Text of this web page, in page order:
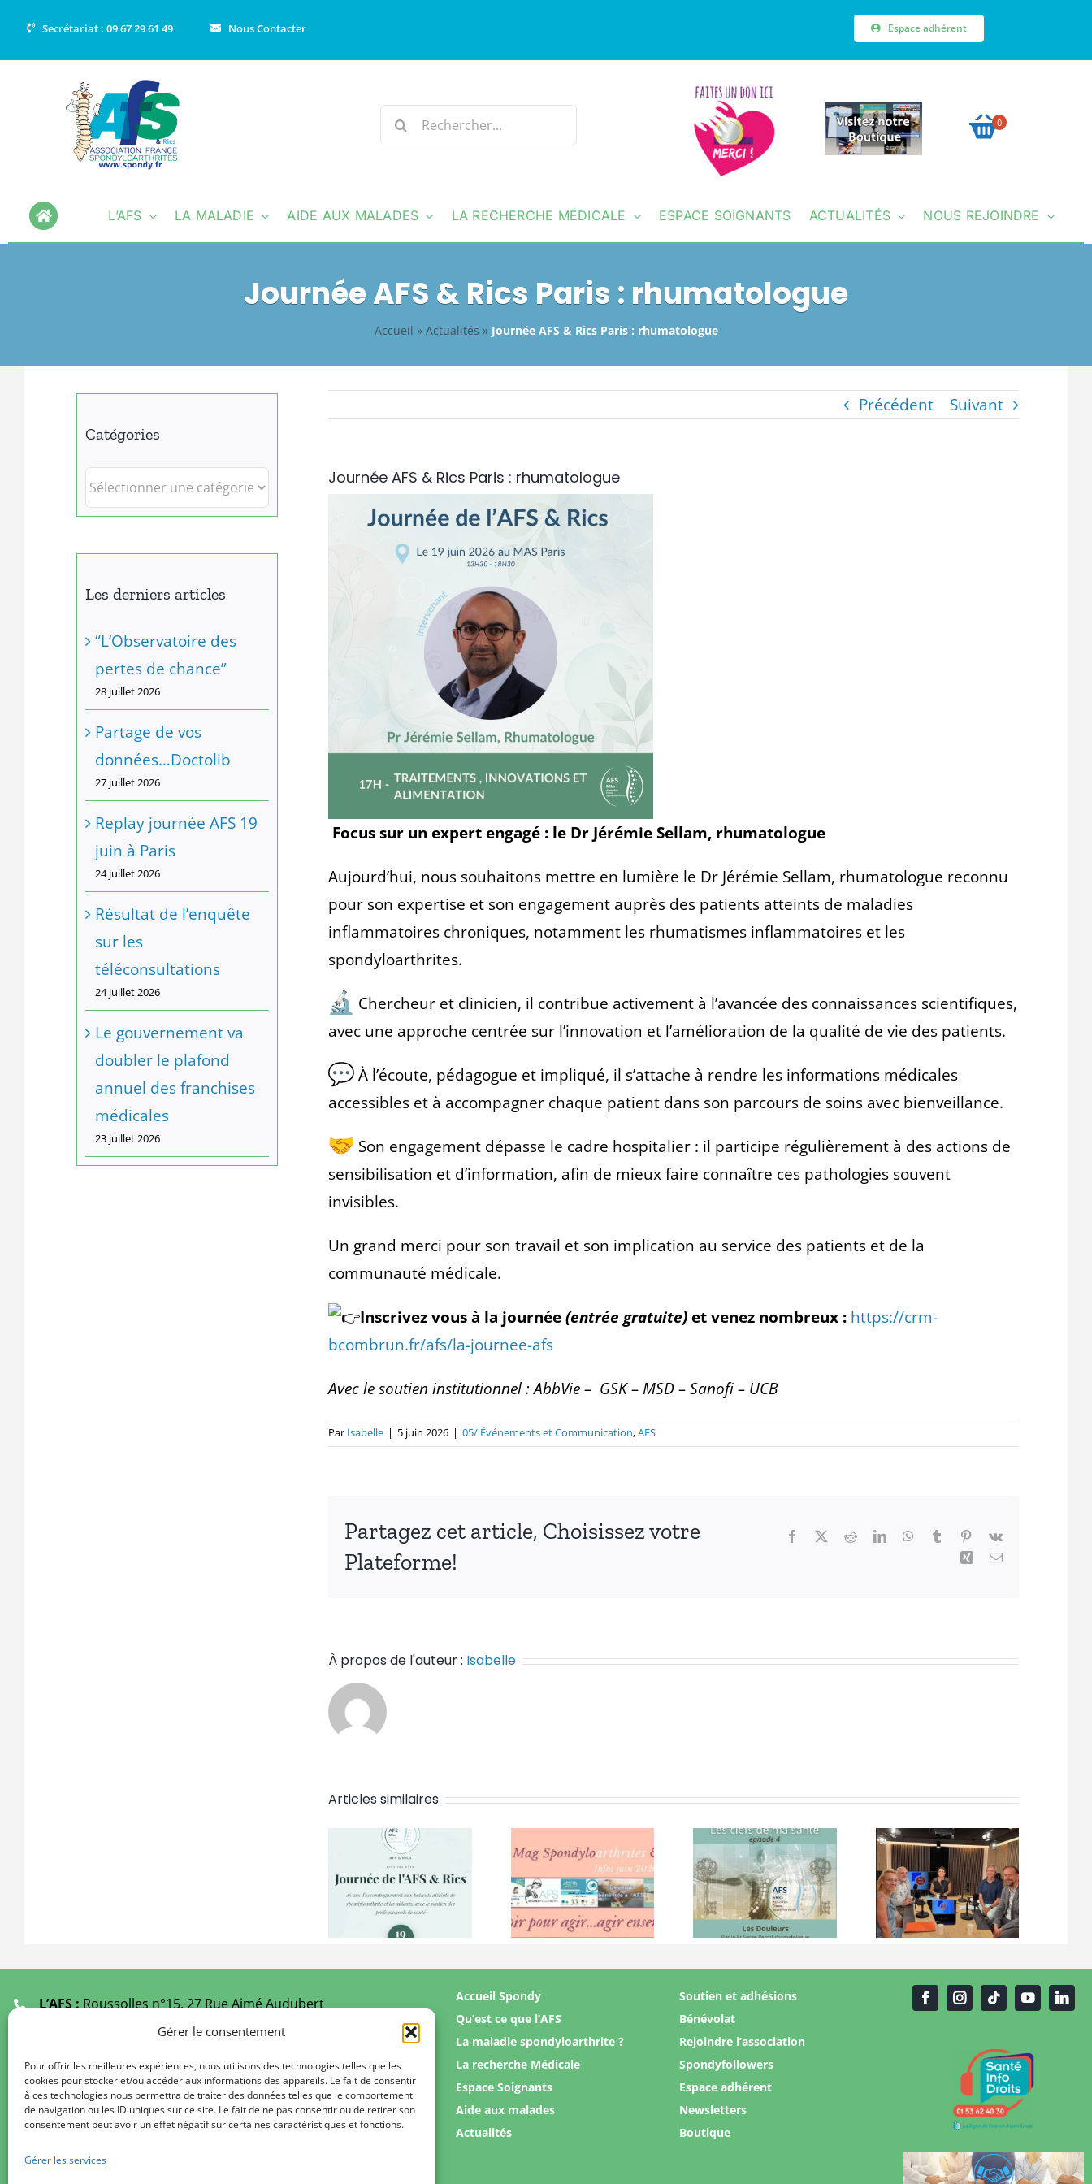
Gérer le consentement
Pour offrir les meilleures expériences, nous utilisons des technologies telles que les
cookies pour stocker et/ou accéder aux informations des appareils. Le fait de consentir
à ces technologies nous permettra de traiter des données telles que le comportement
de navigation ou les ID uniques sur ce site. Le fait de ne pas consentir ou de retirer son
consentement peut avoir un effet négatif sur certaines caractéristiques et fonctions.
Gérer les services
Secrétariat : 09 67 29 61 49 Nous Contacter Espace adhérent
Rechercher: 0
L’AFS LA MALADIE AIDE AUX MALADES LA RECHERCHE MÉDICALE ESPACE SOIGNANTS ACTUALITÉS NOUS REJOINDRE
Journée AFS & Rics Paris : rhumatologue
Accueil » Actualités » Journée AFS & Rics Paris : rhumatologue
Précédent Suivant
Journée AFS & Rics Paris : rhumatologue
Focus sur un expert engagé : le Dr Jérémie Sellam, rhumatologue
Aujourd’hui, nous souhaitons mettre en lumière le Dr Jérémie Sellam, rhumatologue reconnu
pour son expertise et son engagement auprès des patients atteints de maladies
inflammatoires chroniques, notamment les rhumatismes inflammatoires et les
spondyloarthrites.
Chercheur et clinicien, il contribue activement à l’avancée des connaissances scientifiques,
avec une approche centrée sur l’innovation et l’amélioration de la qualité de vie des patients.
À l’écoute, pédagogue et impliqué, il s’attache à rendre les informations médicales
accessibles et à accompagner chaque patient dans son parcours de soins avec bienveillance.
Son engagement dépasse le cadre hospitalier : il participe régulièrement à des actions de
sensibilisation et d’information, afin de mieux faire connaître ces pathologies souvent
invisibles.
Un grand merci pour son travail et son implication au service des patients et de la
communauté médicale.
Inscrivez vous à la journée(entrée gratuite) et venez nombreux : https://crm-
bcombrun.fr/afs/la-journee-afs
Avec le soutien institutionnel :AbbVie – GSK –MSD –Sanofi – UCB
Par Isabelle | 5 juin 2026 | 05/ Événements et Communication,AFS
Partagez cet article, Choisissez votre
Plateforme!
Facebook RedditLinkedInWhatsApp
Tumblr Pinterest
Vk
Xing Email
À propos de l'auteur : Isabelle
Articles similaires
Edito
Spondy
Mag juin
2026
ma santé
épisode 4 :
les
douleurs
Prochain
podcast
ECR 2026 :
L’AFS
participe
Replay
journée
AFS 19 juin
à Paris
Catégories
Catégories
Les derniers articles
“L’Observatoire des
pertes de chance”
28 juillet 2026
Partage de vos
données…Doctolib
27 juillet 2026
Replay journée AFS 19
juin à Paris
24 juillet 2026
Résultat de l’enquête
sur les
téléconsultations
24 juillet 2026
Le gouvernement va
doubler le plafond
annuel des franchises
médicales
23 juillet 2026
L’AFS : Roussolles n°15, 27 Rue Aimé Audubert
Secrétariat au09 67 29 61 49
De 9 h à 12 h 00 / 14 h à 17 h 00
Accueil Spondy
Qu’est ce que l’AFS
La maladie spondyloarthrite ?
La recherche Médicale
Espace Soignants
Aide aux malades
Actualités
Soutien et adhésions
Bénévolat
Rejoindre l’association
Spondyfollowers
Espace adhérent
Newsletters
Boutique